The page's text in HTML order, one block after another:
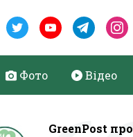
Фото Відео
GreenPost про